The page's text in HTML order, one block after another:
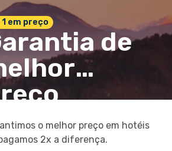
1 em preço
de
o melhor preço em hotéis
2x a diferença.